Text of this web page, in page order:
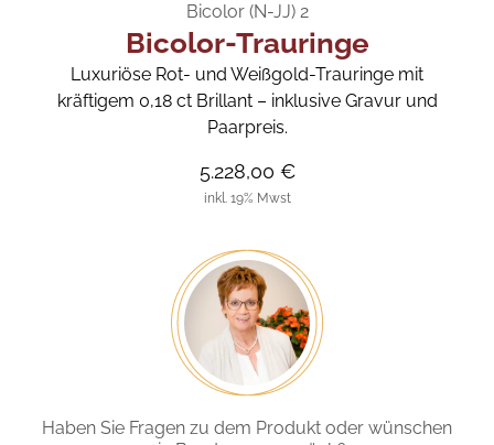
Bicolor (N-JJ) 2
Bicolor-Trauringe
Luxuriöse Rot- und Weißgold-Trauringe mit
kräftigem 0,18 ct Brillant – inklusive Gravur und
Paarpreis.
5.228,00 €
inkl. 19% Mwst
Haben Sie Fragen zu dem Produkt oder wünschen